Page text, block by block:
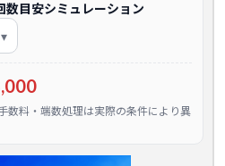
数目安シミュレーション
数料・端数処理は実際の条件により異